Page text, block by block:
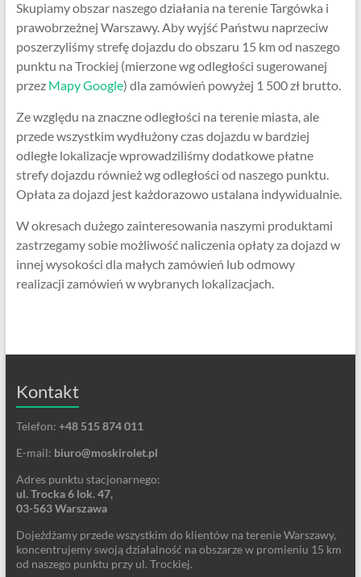
Skupiamy obszar naszego działania na terenie Targówka i
prawobrzeżnej Warszawy. Aby wyjść Państwu naprzeciw
poszerzyliśmy strefę dojazdu do obszaru 15 km od naszego
punktu na Trockiej (mierzone wg odległości sugerowanej
przez Mapy Google) dla zamówień powyżej 1 500 zł brutto.
Ze względu na znaczne odległości na terenie miasta, ale
przede wszystkim wydłużony czas dojazdu w bardziej
odległe lokalizacje wprowadziliśmy dodatkowe płatne
strefy dojazdu również wg odległości od naszego punktu.
Opłata za dojazd jest każdorazowo ustalana indywidualnie.
W okresach dużego zainteresowania naszymi produktami
zastrzegamy sobie możliwość naliczenia opłaty za dojazd w
innej wysokości dla małych zamówień lub odmowy
realizacji zamówień w wybranych lokalizacjach.
Kontakt
Telefon: +48 515 874 011
E-mail: biuro@moskirolet.pl
Adres punktu stacjonarnego:
ul. Trocka 6 lok. 47,
03-563 Warszawa
Dojeżdżamy przede wszystkim do klientów na terenie Warszawy,
koncentrujemy swoją działalność na obszarze w promieniu 15 km
od naszego punktu przy ul. Trockiej.